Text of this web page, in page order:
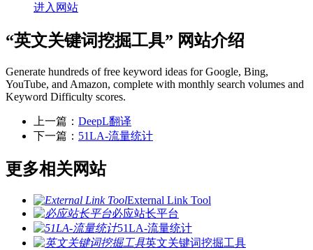
进入网站
“英文关键词挖掘工具” 网站介绍
Generate hundreds of free keyword ideas for Google, Bing,
YouTube, and Amazon, complete with monthly search volumes and
Keyword Difficulty scores.
上一篇： DeepL翻译
下一篇： 51LA-流量统计
更多相关网站
External Link Tool
必应站长平台
51LA-流量统计
英文关键词挖掘工具